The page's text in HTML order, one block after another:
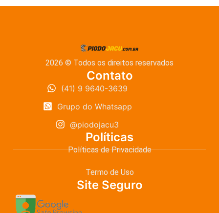
2026 © Todos os direitos reservados
Contato
(41) 9 9640-3639
Grupo do Whatsapp
@piodojacu3
Políticas
Políticas de Privacidade
Termo de Uso
Site Seguro